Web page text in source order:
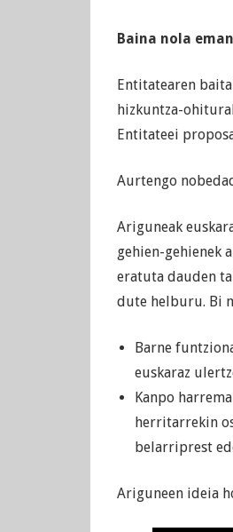
Baina nola
Entitatearen
hizkuntza-
Entitateei
Aurtengo
Ariguneak
gehien-gehienek
eratuta dauden
dute helburu. Bi
Barne
euskaraz
Kanpo
herritarrekin
belarriprest
Ariguneen ideia